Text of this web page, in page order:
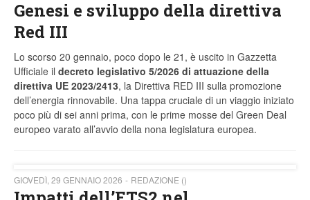
Genesi e sviluppo della direttiva
Red III
Lo scorso 20 gennaio, poco dopo le 21, è uscito in Gazzetta
Ufficiale il decreto legislativo 5/2026 di attuazione della
direttiva UE 2023/2413, la Direttiva RED III sulla promozione
dell’energia rinnovabile. Una tappa cruciale di un viaggio iniziato
poco più di sei anni prima, con le prime mosse del Green Deal
europeo varato all’avvio della nona legislatura europea.
GIOVEDÌ, 29 GENNAIO 2026 REDAZIONE ()